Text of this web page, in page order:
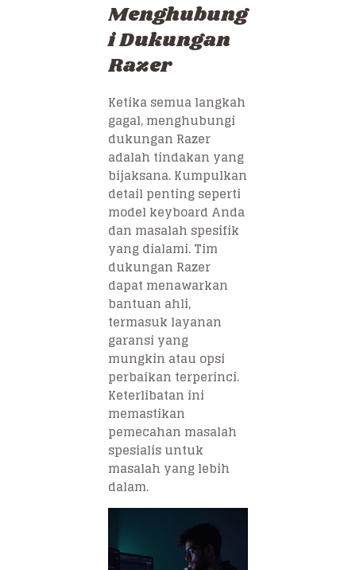
Menghubung
i Dukungan
Razer
Ketika semua langkah
gagal, menghubungi
dukungan Razer
adalah tindakan yang
bijaksana. Kumpulkan
detail penting seperti
model keyboard Anda
dan masalah spesifik
yang dialami. Tim
dukungan Razer
dapat menawarkan
bantuan ahli,
termasuk layanan
garansi yang
mungkin atau opsi
perbaikan terperinci.
Keterlibatan ini
memastikan
pemecahan masalah
spesialis untuk
masalah yang lebih
dalam.